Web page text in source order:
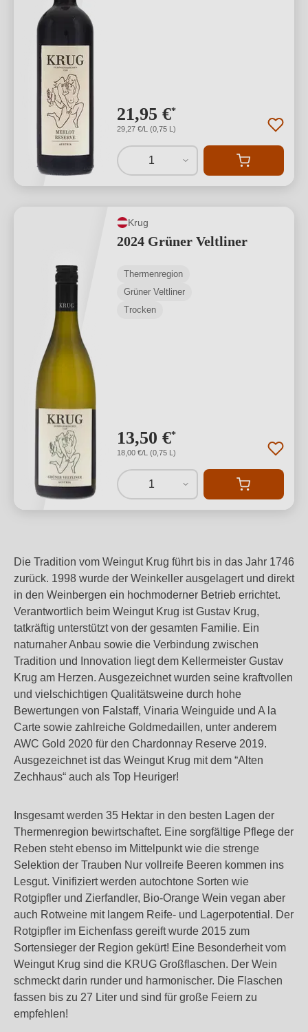
21,95 €*
29,27 €/L (0,75 L)
1
Krug
2024 Grüner Veltliner
Thermenregion
Grüner Veltliner
Trocken
13,50 €*
18,00 €/L (0,75 L)
1
Die Tradition vom Weingut Krug führt bis in das Jahr 1746
zurück. 1998 wurde der Weinkeller ausgelagert und direkt
in den Weinbergen ein hochmoderner Betrieb errichtet.
Verantwortlich beim Weingut Krug ist Gustav Krug,
tatkräftig unterstützt von der gesamten Familie. Ein
naturnaher Anbau sowie die Verbindung zwischen
Tradition und Innovation liegt dem Kellermeister Gustav
Krug am Herzen. Ausgezeichnet wurden seine kraftvollen
und vielschichtigen Qualitätsweine durch hohe
Bewertungen von Falstaff, Vinaria Weinguide und A la
Carte sowie zahlreiche Goldmedaillen, unter anderem
AWC Gold 2020 für den Chardonnay Reserve 2019.
Ausgezeichnet ist das Weingut Krug mit dem “Alten
Zechhaus“ auch als Top Heuriger!
Insgesamt werden 35 Hektar in den besten Lagen der
Thermenregion bewirtschaftet. Eine sorgfältige Pflege der
Reben steht ebenso im Mittelpunkt wie die strenge
Selektion der Trauben Nur vollreife Beeren kommen ins
Lesgut. Vinifiziert werden autochtone Sorten wie
Rotgipfler und Zierfandler, Bio-Orange Wein vegan aber
auch Rotweine mit langem Reife- und Lagerpotential. Der
Rotgipfler im Eichenfass gereift wurde 2015 zum
Sortensieger der Region gekürt! Eine Besonderheit vom
Weingut Krug sind die KRUG Großflaschen. Der Wein
schmeckt darin runder und harmonischer. Die Flaschen
fassen bis zu 27 Liter und sind für große Feiern zu
empfehlen!